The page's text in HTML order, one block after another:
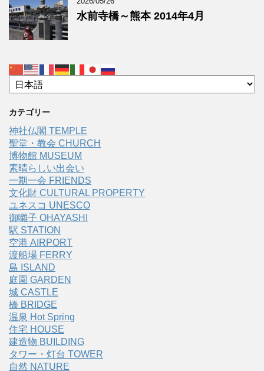
水前寺橋～熊本 2014年4月
カテゴリー
神社仏閣 TEMPLE
聖堂・教会 CHURCH
博物館 MUSEUM
素晴らしい出会い
一期一会 FRIENDS
文化財 CULTURAL PROPERTY
ユネスコ UNESCO
御囃子 OHAYASHI
駅 STATION
空港 AIRPORT
渡船場 FERRY
島 ISLAND
庭園 GARDEN
城 CASTLE
橋 BRIDGE
温泉 Hot Spring
住宅 HOUSE
建造物 BUILDING
タワー・灯台 TOWER
自然 NATURE